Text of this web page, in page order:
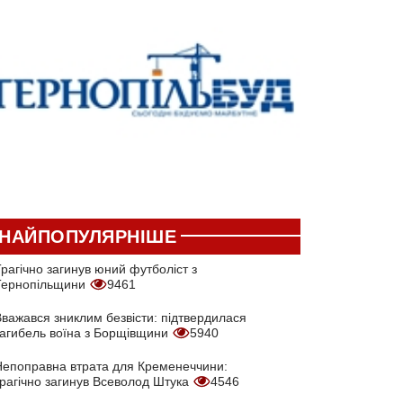
загинув юний футболіст з
9461
зниклим безвісти: підтвердилася
воїна з Борщівщини
5940
втрата для Кременеччини:
загинув Всеволод Штука
4546